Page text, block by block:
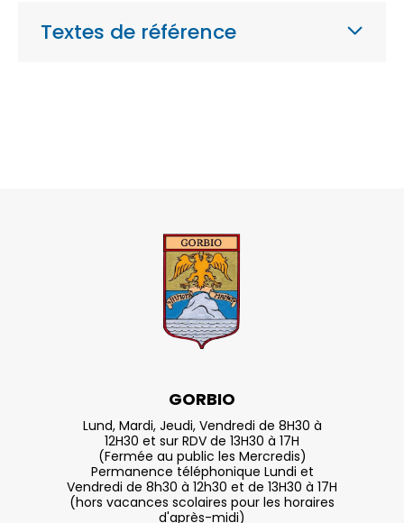
Textes de référence
GORBIO
Lund, Mardi, Jeudi, Vendredi de 8H30 à
12H30 et sur RDV de 13H30 à 17H
(Fermée au public les Mercredis)
Permanence téléphonique Lundi et
Vendredi de 8h30 à 12h30 et de 13H30 à 17H
(hors vacances scolaires pour les horaires
d'après-midi)